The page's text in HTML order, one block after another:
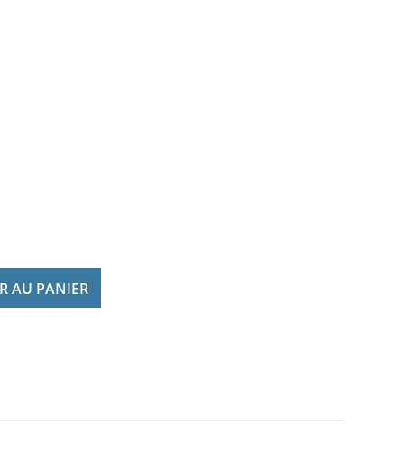
AU PANIER